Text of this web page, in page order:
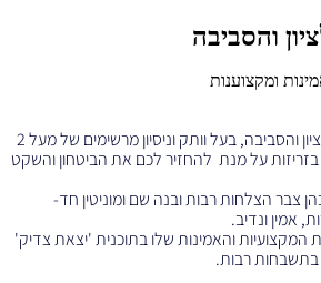
והסביבה
ומקצוענות
דקל כהן , מנעולן בראשון לציון והסביבה, בעל וותק וניסיון מרשימים של מעל 2
בזריזות על מנת להחזיר לכם את הביטחון והשקט
צבר הצלחות רבות ובנה שם ומוניטין חד-
אמין ונדיב.
והאמינות שלו בתוכנית 'יצאת צדיק'
רבות.